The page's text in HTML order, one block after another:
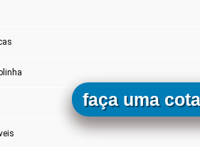
faça uma